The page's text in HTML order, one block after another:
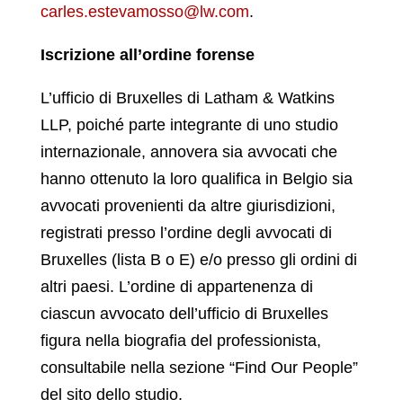
carles.estevamosso@lw.com.
Iscrizione all’ordine forense
L’ufficio di Bruxelles di Latham & Watkins
LLP, poiché parte integrante di uno studio
internazionale, annovera sia avvocati che
hanno ottenuto la loro qualifica in Belgio sia
avvocati provenienti da altre giurisdizioni,
registrati presso l’ordine degli avvocati di
Bruxelles (lista B o E) e/o presso gli ordini di
altri paesi. L’ordine di appartenenza di
ciascun avvocato dell’ufficio di Bruxelles
figura nella biografia del professionista,
consultabile nella sezione “Find Our People”
del sito dello studio.